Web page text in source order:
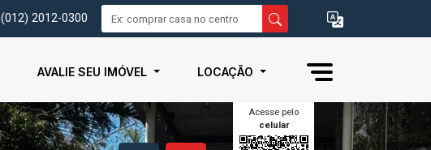
(012) 2012-0300
AVALIE SEU IMÓVEL LOCAÇÃO
Acesse pelo
celular